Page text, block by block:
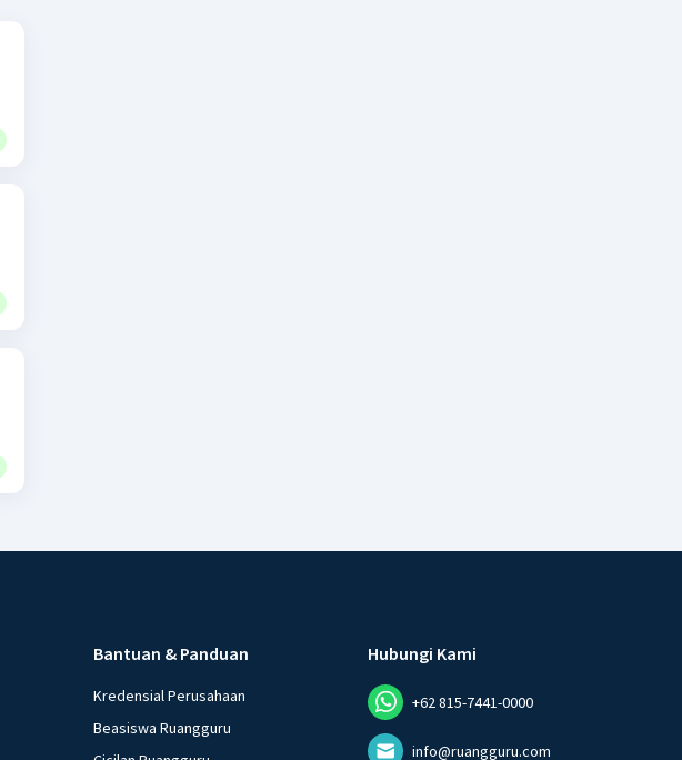
Bantuan & Panduan
Kredensial Perusahaan
Beasiswa Ruangguru
Hubungi Kami
+62 815-7441-0000
info@ruangguru.com